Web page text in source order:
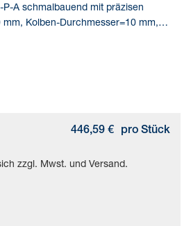
A schmalbauend mit präzisen
Kolben-Durchmesser=10 mm,
446,59 € pro Stück
zzgl. Mwst. und Versand.